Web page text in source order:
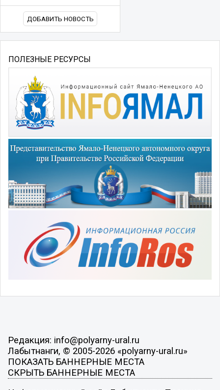
ДОБАВИТЬ НОВОСТЬ
ПОЛЕЗНЫЕ РЕСУРСЫ
Редакция: info@polyarny-ural.ru
Лабытнанги, © 2005-2026 «polyarny-ural.ru»
ПОКАЗАТЬ БАННЕРНЫЕ МЕСТА
СКРЫТЬ БАННЕРНЫЕ МЕСТА